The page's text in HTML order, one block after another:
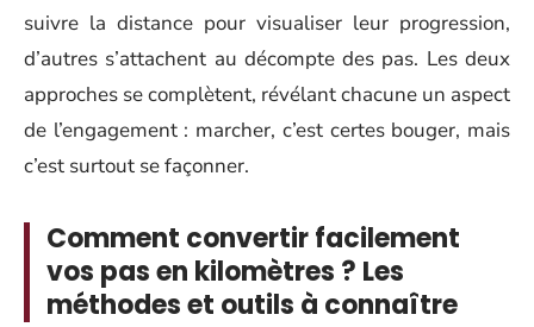
suivre la distance pour visualiser leur progression,
d’autres s’attachent au décompte des pas. Les deux
approches se complètent, révélant chacune un aspect
de l’engagement : marcher, c’est certes bouger, mais
c’est surtout se façonner.
Comment convertir facilement
vos pas en kilomètres ? Les
méthodes et outils à connaître